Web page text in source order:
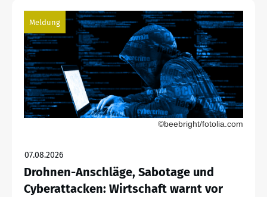
Meldung
©beebright/fotolia.com
07.08.2026
Drohnen-Anschläge, Sabotage und
Cyberattacken: Wirtschaft warnt vor